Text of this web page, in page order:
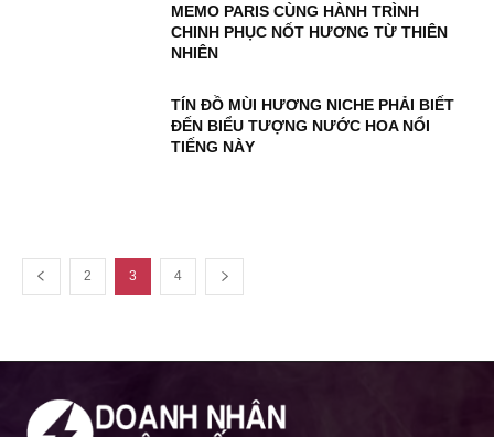
MEMO PARIS CÙNG HÀNH TRÌNH
CHINH PHỤC NỐT HƯƠNG TỪ THIÊN
NHIÊN
TÍN ĐỒ MÙI HƯƠNG NICHE PHẢI BIẾT
ĐẾN BIỂU TƯỢNG NƯỚC HOA NỔI
TIẾNG NÀY
2 3 4